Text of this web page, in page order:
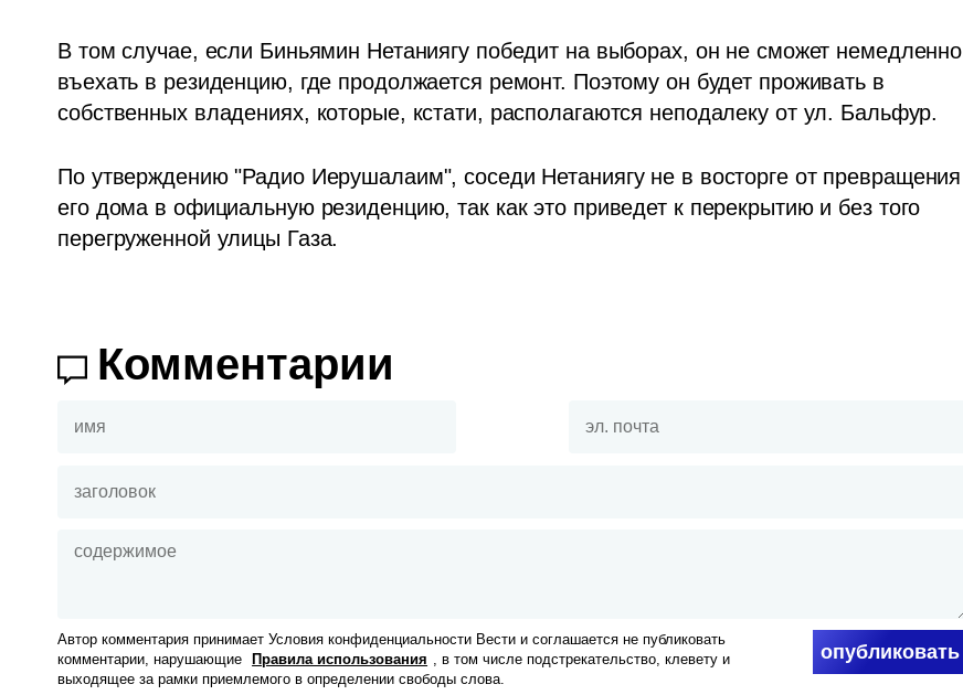
В том случае, если Биньямин Нетаниягу победит на выборах, он не сможет немедленно
въехать в резиденцию, где продолжается ремонт. Поэтому он будет проживать в
собственных владениях, которые, кстати, располагаются неподалеку от ул. Бальфур.
По утверждению "Радио Иерушалаим", соседи Нетаниягу не в восторге от превращения
его дома в официальную резиденцию, так как это приведет к перекрытию и без того
перегруженной улицы Газа.
Комментарии
Автор комментария принимает Условия конфиденциальности Вести и соглашается не публиковать
комментарии, нарушающие
Правила использования
, в том числе подстрекательство, клевету и
выходящее за рамки приемлемого в определении свободы слова.
опубликовать